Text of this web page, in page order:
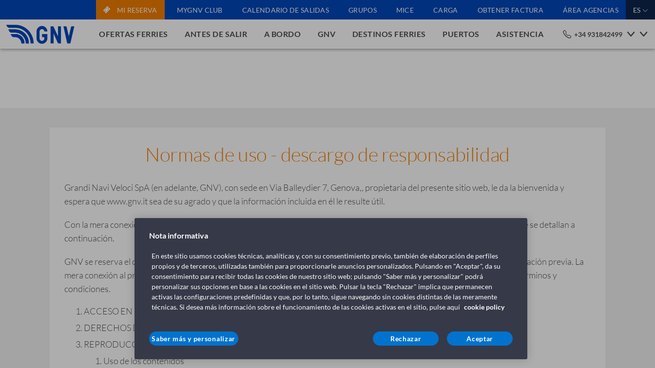
MI RESERVA MYGNV CLUB CALENDARIO DE SALIDAS GRUPOS MICE CARGA OBTENER FACTURA ÁREA AGENCIAS ES
OFERTAS FERRIES ANTES DE SALIR A BORDO GNV DESTINOS FERRIES PUERTOS ASISTENCIA +34 931842499
Normas de uso - descargo de responsabilidad
Grandi Navi Veloci SpA (en adelante, GNV), con sede en Via Balleydier 7, Genova,, propietaria del presente sitio web, le da la bienvenida y
espera que www.gnv.it sea de su agrado y que la información incluida en él le resulte útil.
Con la mera conexión con el presente sitio web, usted acepta, sin ninguna limitación o condición, los términos y condiciones que se detallan a
continuación.
GNV se reserva el derecho a modificar los términos y condiciones siguientes en cualquier momento y sin necesidad de comunicación previa. La
mera conexión al presente sitio web por su parte implicará la aceptación incondicional de las modificaciones y cambios de los términos y
condiciones.
ACCESO EN FUNCIÓN DE LAS RESTRICCIONES LOCALES
DERECHOS DE PROPIEDAD INTELECTUAL
REPRODUCCIÓN Y PRENSA
Uso de los contenidos
Nota informativa
En este sitio usamos cookies técnicas, analíticas y, con su consentimiento previo, también de elaboración de perfiles
propios y de terceros, utilizadas también para proporcionarle anuncios personalizados. Pulsando en "Aceptar", da su
consentimiento para recibir todas las cookies de nuestro sitio web; pulsando "Saber más y personalizar" podrá
personalizar sus opciones en base a las cookies en el sitio web. Pulsar la tecla "Rechazar" implica que permanecen
activas las configuraciones predefinidas y que, por lo tanto, sigue navegando sin cookies distintas de las meramente
técnicas. Si desea más información sobre el funcionamiento de las cookies activas en el sitio, pulse aquí cookie policy
Saber más y personalizar Rechazar Aceptar